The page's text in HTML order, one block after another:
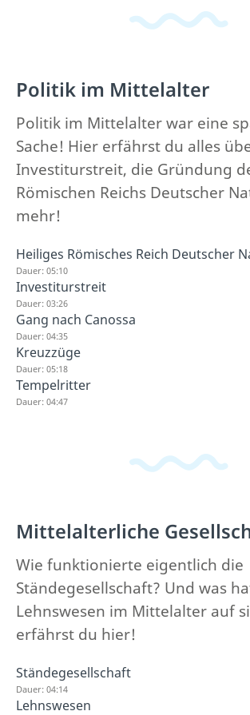
Politik im Mittelalter
Politik im Mittelalter war eine
Sache! Hier erfährst du alles
Investiturstreit, die Gründung
Römischen Reichs Deutscher
mehr!
Heiliges Römisches Reich Deutscher
Dauer: 05:10
Investiturstreit
Dauer: 03:26
Gang nach Canossa
Dauer: 04:35
Kreuzzüge
Dauer: 05:18
Tempelritter
Dauer: 04:47
Mittelalterliche
Wie funktionierte eigentlich die
Ständegesellschaft? Und was
Lehnswesen im Mittelalter auf
erfährst du hier!
Ständegesellschaft
Dauer: 04:14
Lehnswesen